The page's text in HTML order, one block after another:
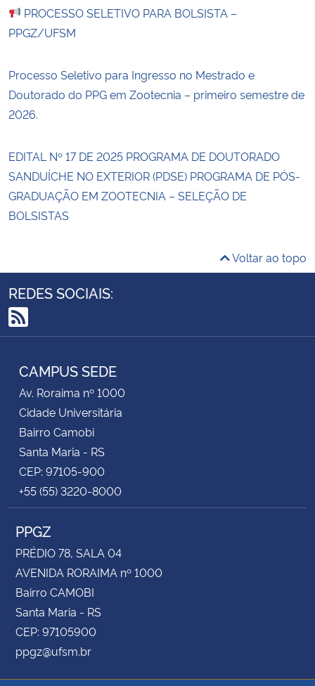
PROCESSO SELETIVO PARA BOLSISTA –
PPGZ/UFSM
Processo Seletivo para Ingresso no Mestrado e
Doutorado do PPG em Zootecnia – primeiro semestre de
2026.
EDITAL Nº 17 DE 2025 PROGRAMA DE DOUTORADO
SANDUÍCHE NO EXTERIOR (PDSE) PROGRAMA DE PÓS-
GRADUAÇÃO EM ZOOTECNIA – SELEÇÃO DE
BOLSISTAS
Voltar ao topo
REDES SOCIAIS:
RSS
CAMPUS SEDE
Av. Roraima nº 1000
Cidade Universitária
Bairro Camobi
Santa Maria - RS
CEP: 97105-900
+55 (55) 3220-8000
PPGZ
PRÉDIO 78, SALA 04
AVENIDA RORAIMA nº 1000
Bairro CAMOBI
Santa Maria - RS
CEP: 97105900
ppgz@ufsm.br